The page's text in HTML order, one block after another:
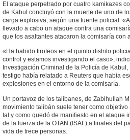
El ataque perpetrado por cuatro kamikazes
de Kabul concluyó con la muerte de uno de
carga explosiva, según una fuente policial.
llevado a cabo un ataque contra una
que los asaltantes atacaron la comisaría con
«Ha habido tiroteos en el quinto distrito
control y estamos investigando el caso»,
Investigación Criminal de la Policía de
testigo había relatado a Reuters que había
explosiones en el entorno de la comisaría.
Un portavoz de los talibanes, de Zabihullah
movimiento talibán suele tener como
tal y como quedó de manifiesto en el ataque
de la fuerza de la OTAN (ISAF) a finales del
vida de trece personas.